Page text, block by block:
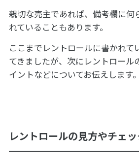
親切な売主であれば、備考欄に何
れていることもあります。
ここまでレントロールに書かれて
てきましたが、次にレントロール
イントなどについてお伝えします。
レントロールの見方やチェ